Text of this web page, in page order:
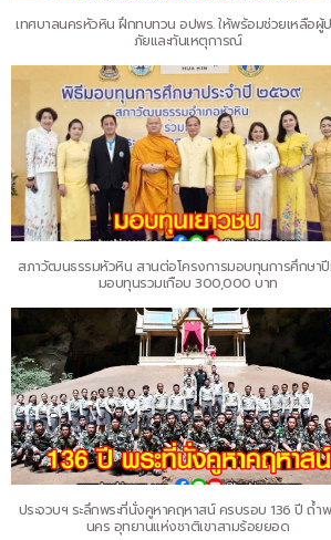
เทศบาลนครหัวหิน ฝึกทบทวน อปพร. ให้พร้อมช่วยเหลือผู้
ภัยและทันเหตุการณ์
สภาวัฒนธรรมหัวหิน สานต่อโครงการมอบทุนการศึกษา
มอบทุนรวมเกือบ 300,000 บาท
ประจวบฯ ระลึกพระที่นั่งคูหาคฤหาสน์ ครบรอบ 136 ปี ถ้ำพ
นคร อุทยานแห่งชาติเขาสามร้อยยอด